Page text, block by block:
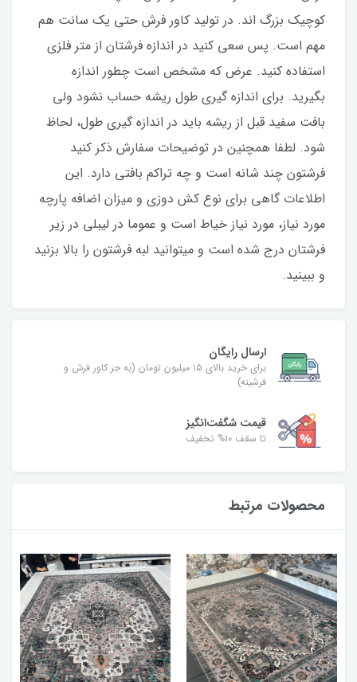
کوچیک بزرگ اند. در تولید کاور فرش حتی یک سانت هم
مهم است. پس سعی کنید در اندازه فرشتان از متر فلزی
استفاده کنید‌. عرض که مشخص است چطور اندازه
بگیرید. برای اندازه گیری طول ریشه حساب نشود ولی
بافت سفید قبل از ریشه باید در اندازه گیری طول، لحاظ
شود. لطفا همچنین در توضیحات سفارش ذکر کنید
فرشتون چند شانه است و چه تراکم بافتی دارد. این
اطلاعات گاهی برای نوع کش دوزی و میزان اضافه پارچه
مورد نیاز، مورد نیاز خیاط است و عموما در لیبلی در زیر
فرشتان درج شده است و میتوانید لبه فرشتون را بالا بزنید
و ببینید.
ارسال رایگان
برای خرید بالای ۱۵ میلیون تومان (به جز کاور فرش و
فرشینه)
قیمت شگفت‌انگیز
تا سقف ۱۰% تخفیف
محصولات مرتبط